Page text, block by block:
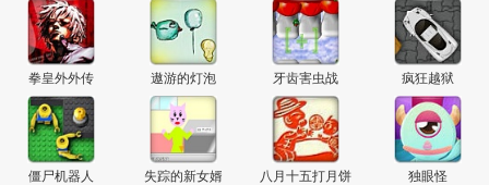
拳皇外外传 遨游的灯泡 牙齿害虫战 疯狂越狱
僵尸机器人 失踪的新女婿 八月十五打月饼 独眼怪